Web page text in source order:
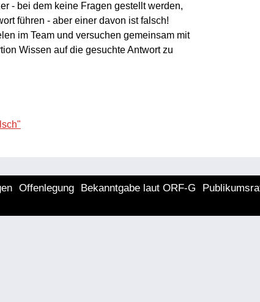
- bei dem keine Fragen gestellt werden,
führen - aber einer davon ist falsch!
im Team und versuchen gemeinsam mit
Wissen auf die gesuchte Antwort zu
Offenlegung Bekanntgabe laut ORF-G